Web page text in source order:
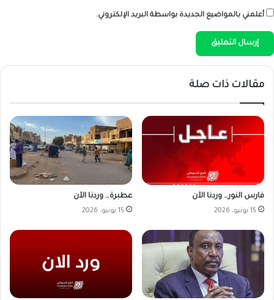
أعلمني بالمواضيع الجديدة بواسطة البريد الإلكتروني.
مقالات ذات صلة
فارس النور… وردنا الآن
15 يونيو، 2026
عطبرة… وردنا الآن
15 يونيو، 2026